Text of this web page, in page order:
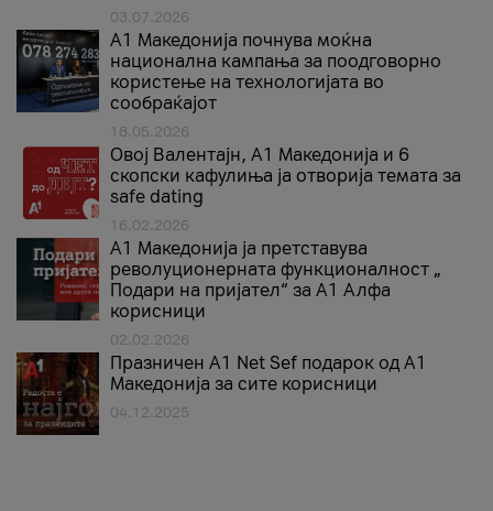
03.07.2026
A1 Македонија почнува моќна
национална кампања за поодговорно
користење на технологијата во
сообраќајот
18.05.2026
Овој Валентајн, A1 Македонија и 6
скопски кафулиња ја отворија темата за
safe dating
16.02.2026
А1 Македонија ја претставува
револуционерната функционалност „
Подари на пријател“ за А1 Алфа
корисници
02.02.2026
Празничен A1 Net Sеf подарок од А1
Македонија за сите корисници
04.12.2025